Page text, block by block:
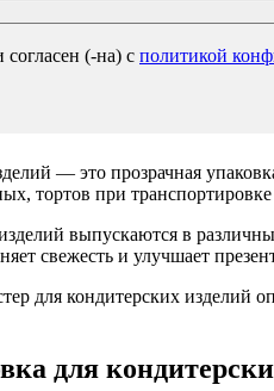
(-на) с политикой
— это прозрачная
тортов при
выпускаются в
свежесть и улучшает
для кондитерских
для